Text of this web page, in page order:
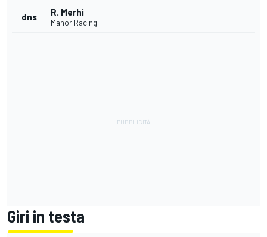
dns R. Merhi
Manor Racing
Giri in testa